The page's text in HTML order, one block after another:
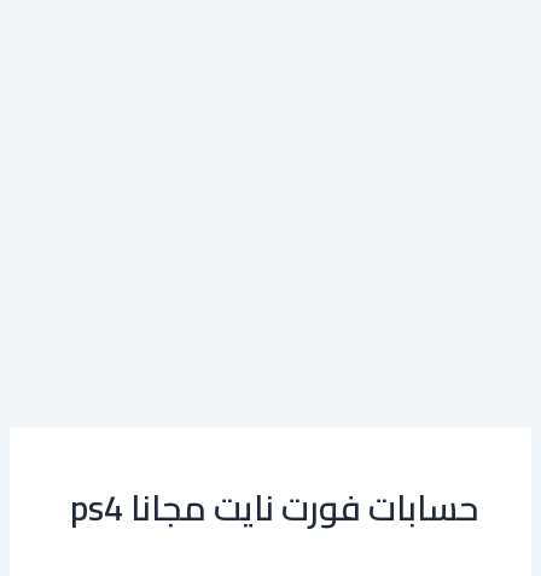
حسابات فورت نايت مجانا ps4